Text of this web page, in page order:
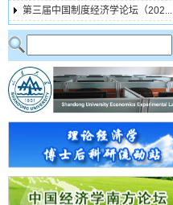
第三届中国制度经济学论坛（202...